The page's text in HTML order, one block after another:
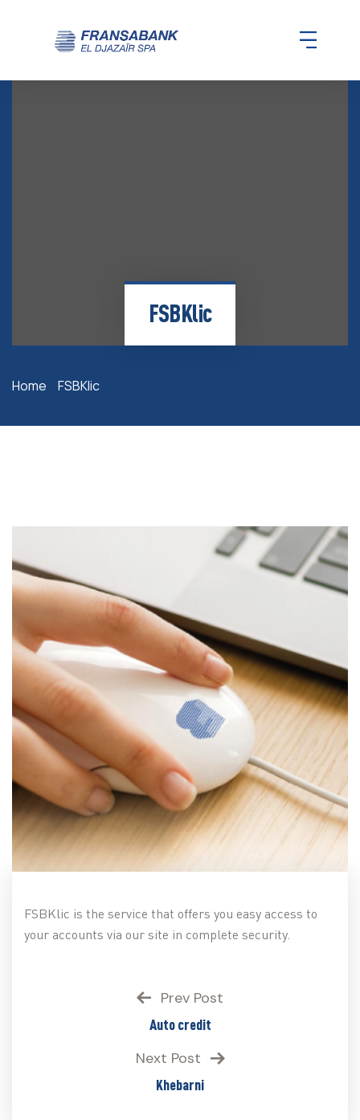
FSBKlic
Home FSBKlic
FSBKlic is the service that offers you easy access to
your accounts via our site in complete security.
Prev Post
Auto credit
Next Post
Khebarni